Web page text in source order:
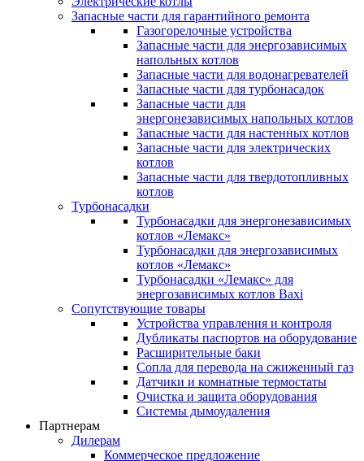
Запасные части для гарантийного ремонта
Газогорелочные устройства
Запасные части для энергозависимых
напольных котлов
Запасные части для водонагревателей
Запасные части для турбонасадок
Запасные части для
энергонезависимых напольных котлов
Запасные части для настенных котлов
Запасные части для электрических
котлов
Запасные части для твердотопливных
котлов
Турбонасадки
Турбонасадки для энергонезависимых
котлов «Лемакс»
Турбонасадки для энергозависимых
котлов «Лемакс»
Турбонасадки «Лемакс» для
энергозависимых котлов Baxi
Сопутствующие товары
Устройства управления и контроля
Дубликаты паспортов на оборудование
Расширительные баки
Сопла для перевода на сжиженный газ
Датчики и комнатные термостаты
Очистка и защита оборудования
Системы дымоудаления
Партнерам
Дилерам
Коммерческое предложение